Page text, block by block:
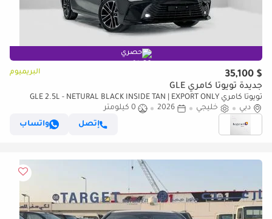
حصري
$ 35,100 البريميوم
جديدة تويوتا كامري GLE
تويوتا كامري GLE 2.5L - NETURAL BLACK INSIDE TAN | EXPORT ONLY
دبي
خليجي 2026
0 كيلومتر
إتصل
واتساب